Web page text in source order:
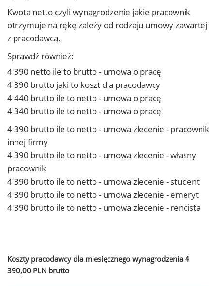
Kwota netto czyli wynagrodzenie jakie pracownik
otrzymuje na rękę zależy od rodzaju umowy zawartej
z pracodawcą.
Sprawdź również:
4 390 netto ile to brutto - umowa o pracę
4 390 brutto jaki to koszt dla pracodawcy
4 440 brutto ile to netto - umowa o pracę
4 340 brutto ile to netto - umowa o pracę
4 390 brutto ile to netto - umowa zlecenie - pracownik
innej firmy
4 390 brutto ile to netto - umowa zlecenie - własny
pracownik
4 390 brutto ile to netto - umowa zlecenie - student
4 390 brutto ile to netto - umowa zlecenie - emeryt
4 390 brutto ile to netto - umowa zlecenie - rencista
Koszty pracodawcy dla miesięcznego wynagrodzenia 4
390,00 PLN brutto